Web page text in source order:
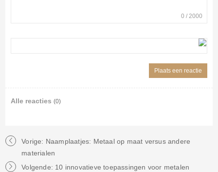
0 /2000
Alle reacties (0)
Vorige: Naamplaatjes: Metaal op maat versus andere
materialen
Volgende: 10 innovatieve toepassingen voor metalen